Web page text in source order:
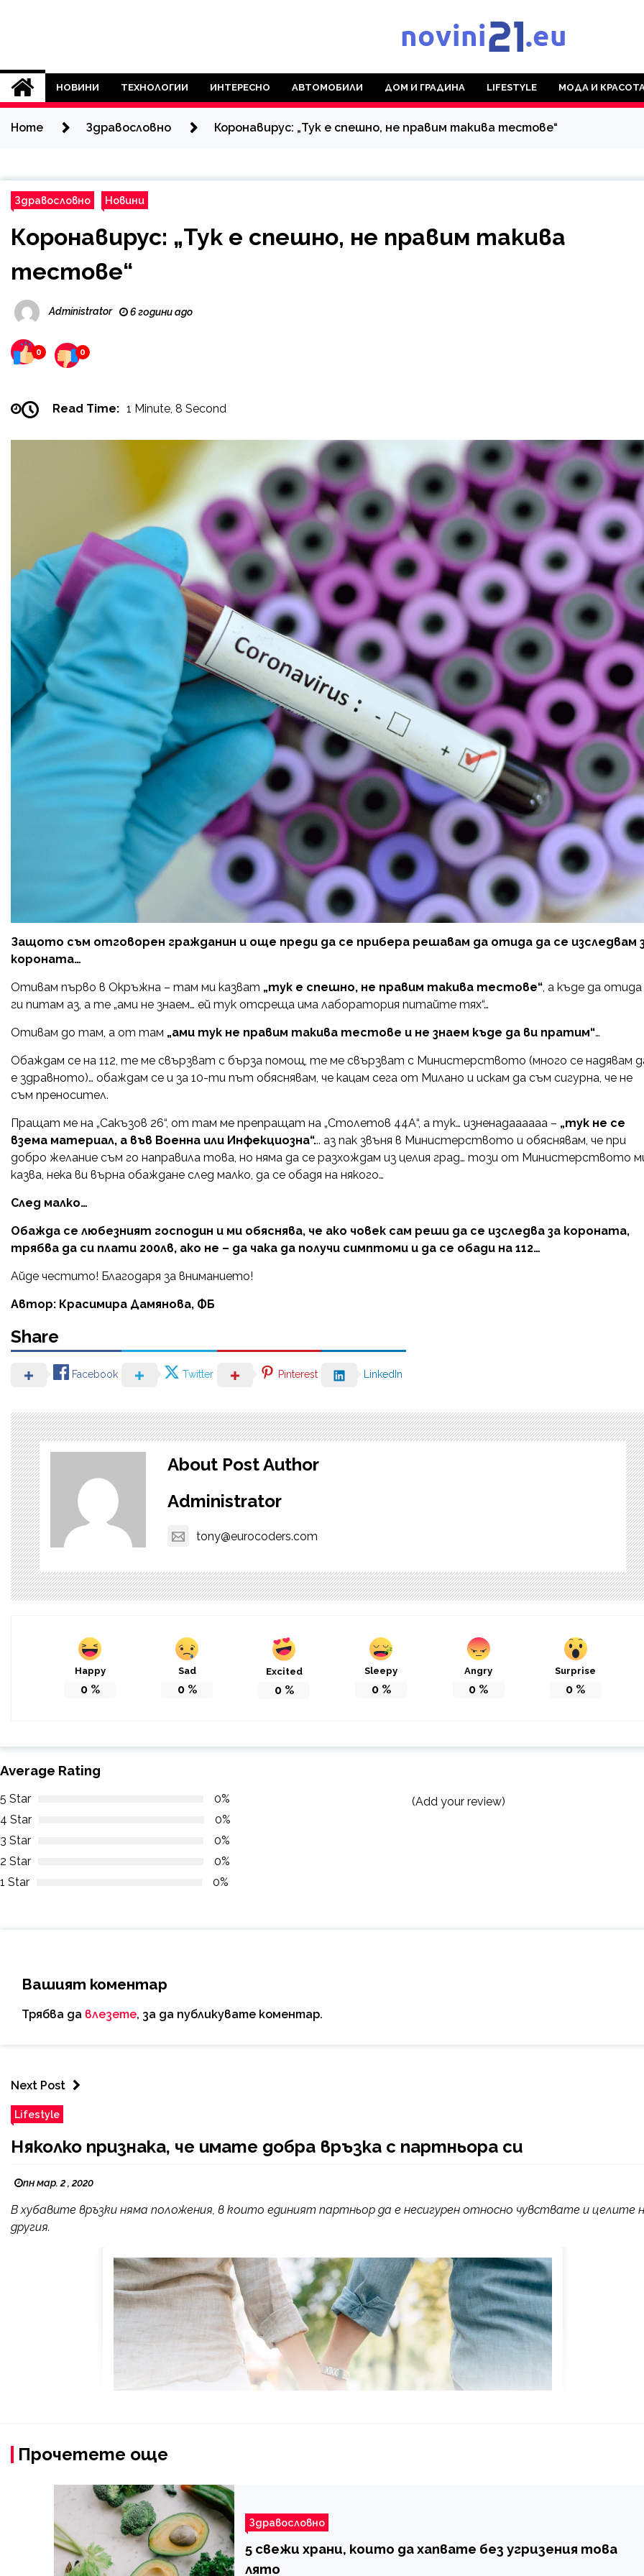
Novini21.EU
НОВИНИ ТЕХНОЛОГИИ ИНТЕРЕСНО АВТОМОБИЛИ ДОМ И ГРАДИНА LIFESTYLE МОДА И
Home Здравословно Коронавирус: „Тук е спешно, не правим такива тестове“
Здравословно Новини
Коронавирус: „Тук е спешно, не правим такива
тестове“
Administrator 6 години ago
0 0
Read Time: 1 Minute, 8 Second
Защото съм отговорен гражданин и още преди да се прибера решавам да отида да се изследвам
короната…
Отивам първо в Окръжна – там ми казват „тук е спешно, не правим такива тестове“ , а къде да отида
ги питам аз, а те „ами не знаем… ей тук отсреща има лаборатория питайте тях“…
Отивам до там, а от там „ами тук не правим такива тестове и не знаем къде да ви пратим“…
Обаждам се на 112, те ме свързват с бърза помощ, те ме свързват с Министерството (много се надявам
е здравното)… обаждам се и за 10-ти път обяснявам, че кацам сега от Милано и искам да съм сигурна, че не
съм преносител.
Пращат ме на „Сакъзов 26“, от там ме препращат на „Столетов 44А“, а тук… изненадаааааа – „тук не се
взема материал, а във Военна или Инфекциозна“... аз пак звъня в Министерството и обяснявам, че при
добро желание съм го направила това, но няма да се разхождам из целия град… този от Министерството
казва, нека ви върна обаждане след малко, да се обадя на някого…
След малко…
Обажда се любезният господин и ми обяснява, че ако човек сам реши да се изследва за короната,
трябва да си плати 200лв, ако не – да чака да получи симптоми и да се обади на 112…
Айде честито! Благодаря за вниманието!
Автор: Красимира Дамянова, ФБ
Share
Facebook Twitter Pinterest LinkedIn
About Post Author
Administrator
tony@eurocoders.com
Happy
0%
Sad
0%
Excited
0%
Sleepy
0%
Angry
0 %
Surprise
0 %
Average Rating
5 Star
0%
4 Star
0%
3 Star
0%
2 Star
0%
1 Star
0%
(Add your review)
Вашият коментар
Трябва да влезете, за да публикувате коментар.
Next Post
Lifestyle
Няколко признака, че имате добра връзка с партньора си
пн мар. 2 , 2020
В хубавите връзки няма положения, в които единият партньор да е несигурен относно чувствате и целите
другия.
Прочетете още
Здравословно
5 свежи храни, които да хапвате без угризения това
лято